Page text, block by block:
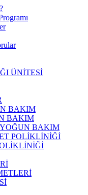
ÜNİTESİ
BAKIM
BAKIM
BAKIM
POLİKLİNİĞİ